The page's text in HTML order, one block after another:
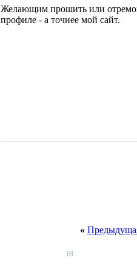
Желающим прошить или
профиле - а точнее мой сайт.
«